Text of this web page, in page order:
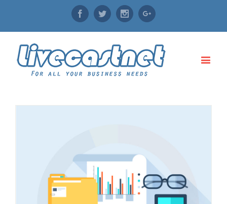
FacebookTwitter InstagramGoogle+